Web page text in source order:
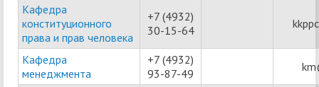
Кафедра
конституционного
права и прав человека
+7 (4932)
30-15-64
Кафедра
менеджмента
+7 (4932)
93-87-49